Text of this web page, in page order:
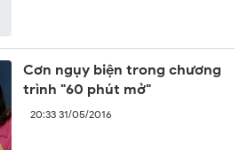
Cơn ngụy biện trong chương
trình "60 phút mở"
20:33 31/05/2016